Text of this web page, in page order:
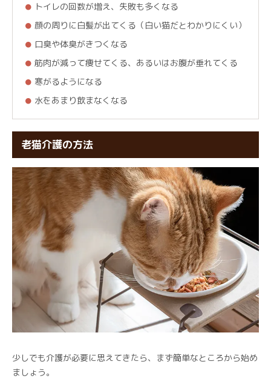
トイレの回数が増え、失敗も多くなる
顔の周りに白髪が出てくる（白い猫だとわかりにくい）
口臭や体臭がきつくなる
筋肉が減って痩せてくる、あるいはお腹が垂れてくる
寒がるようになる
水をあまり飲まなくなる
老猫介護の方法
少しでも介護が必要に思えてきたら、まず簡単なところから始め
ましょう。